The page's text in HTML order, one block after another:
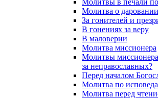
Молитвы в печали
Молитва о
За гонителей и
В гонениях за веру
В маловерии
Молитва миссионера
Молитвы
за неправославных?
Перед началом
Молитва по
Молитва перед